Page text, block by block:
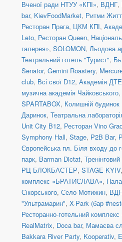
Вченої ради НТУУ «КПІ», ВДНГ,
bar, KievFoodMarket, Ритми
Ресторан Прага, ЦКМ КПІ,
Leto, Ресторан Queen,
галерея», SOLOMON, Льодова
Театральний готель "Турист",
Senator, Gemini Roastery,
club, Всі свої D12, Академія
музична академія Чайковського,
SPARTABOX, Колишній будинок
Даринок, Театральна
Unit City B12, Ресторан Vino
Symphony Hall, Stage, P2B Bar,
Європейська пл. Біля входу до
парк, Barman Dictat,
РЦ БЛОКБАСТЕР, STAGE KYIV,
комплекс «БРАТИСЛАВА»,
Сікорського, Село Мотижин,
"Ультрамарин", X-Park (бар
Ресторанно-готельний комплекс
RealMatrix, Doca bar, Мамаєва
Bakkara River Party, Kooperativ,